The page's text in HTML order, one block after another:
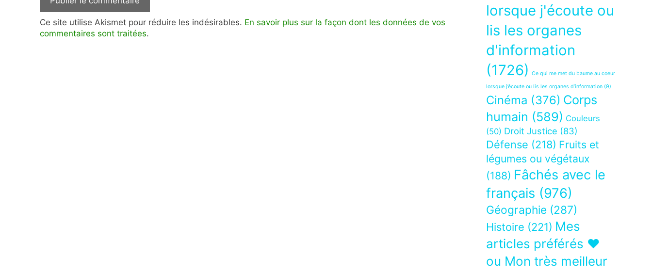
Ce site utilise Akismet pour réduire les indésirables. En savoir plus sur la façon dont les données de vos
commentaires sont traitées.
lorsque j'écoute ou
lis les organes
d'information
(1726)
Ce qui me met du baume au coeur
lorsque j’écoute ou lis les organes d’information (9)
Cinéma (376) Corps
humain (589) Couleurs
(50) Droit Justice (83)
Défense (218) Fruits et
légumes ou végétaux
(188) Fâchés avec le
français (976)
Géographie (287)
Histoire (221) Mes
articles préférés ❤
ou Mon très meilleur